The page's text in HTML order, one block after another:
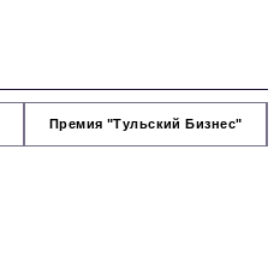
Премия "Тульский Бизнес"